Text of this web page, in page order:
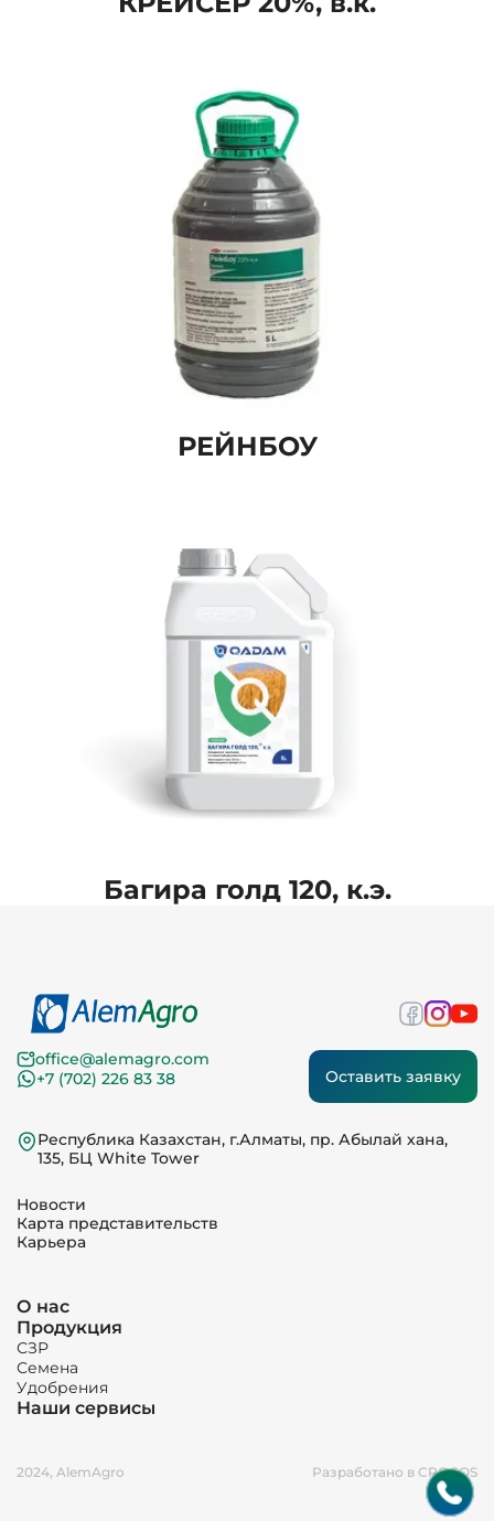
РЕЙНБОУ
Багира голд 120, к.э.
office@alemagro.com
+7 (702) 226 83 38
Оставить заявку
Республика Казахстан, г.Алматы, пр. Абылай хана,
135, БЦ White Tower
Новости
Карта представительств
Карьера
О нас
Продукция
СЗР
Семена
Удобрения
Наши сервисы
2024, AlemAgro Разработано в CROCOS